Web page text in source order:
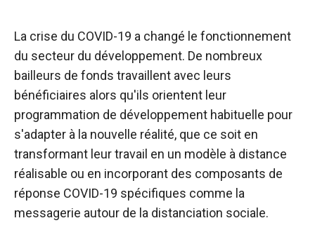
La crise du COVID-19 a changé le fonctionnement
du secteur du développement. De nombreux
bailleurs de fonds travaillent avec leurs
bénéficiaires alors qu'ils orientent leur
programmation de développement habituelle pour
s'adapter à la nouvelle réalité, que ce soit en
transformant leur travail en un modèle à distance
réalisable ou en incorporant des composants de
réponse COVID-19 spécifiques comme la
messagerie autour de la distanciation sociale.